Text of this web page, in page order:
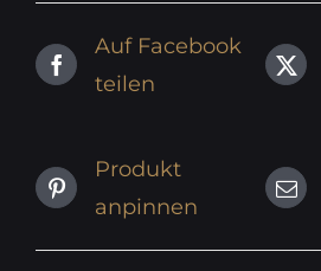
Auf Facebook
teilen
Produkt
anpinnen